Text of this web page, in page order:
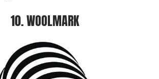
10. WOOLMARK